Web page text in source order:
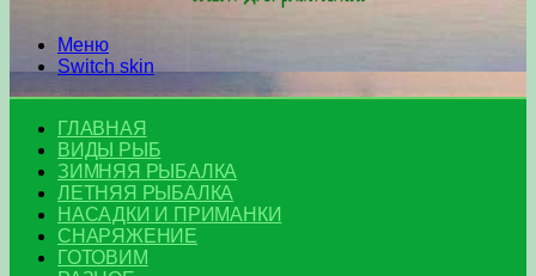
Меню
Switch skin
ГЛАВНАЯ
ВИДЫ РЫБ
ЗИМНЯЯ РЫБАЛКА
ЛЕТНЯЯ РЫБАЛКА
НАСАДКИ И ПРИМАНКИ
СНАРЯЖЕНИЕ
ГОТОВИМ